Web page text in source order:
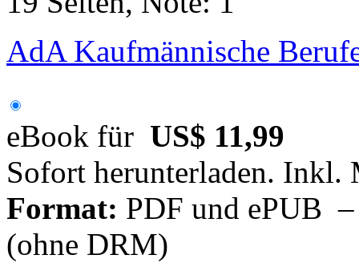
AdA Kaufmännische
eBook für US$ 11,99
Sofort herunterladen. Inkl.
Format: PDF und ePUB
(ohne DRM)